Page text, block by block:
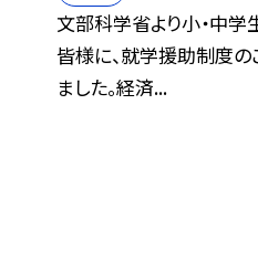
文部科学省より小・中
皆様に、就学援助制度
ました。経済...